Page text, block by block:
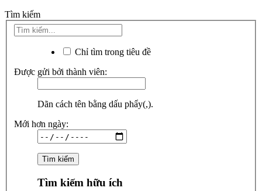
Tìm kiếm
Chỉ tìm trong tiêu đề
Được gửi bởi thành viên:
Dãn cách tên bằng dấu phẩy(,).
Mới hơn ngày:
Tìm kiếm hữu ích